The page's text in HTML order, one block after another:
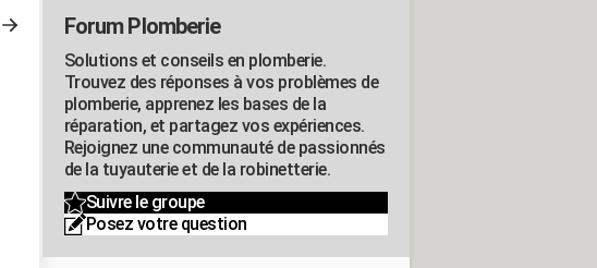
Forum Plomberie
Solutions et conseils en plomberie.
Trouvez des réponses à vos problèmes de
plomberie, apprenez les bases de la
réparation, et partagez vos expériences.
Rejoignez une communauté de passionnés
de la tuyauterie et de la robinetterie.
Suivre le groupe
Posez votre question